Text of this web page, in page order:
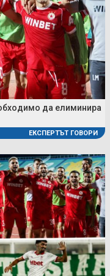
да елиминира
ЕКСПЕРТЪТ ГОВОРИ